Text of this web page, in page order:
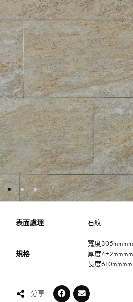
表面處理 石紋
規格
寬度305mmmm
厚度4+2mmmm
長度610mmmm
分享